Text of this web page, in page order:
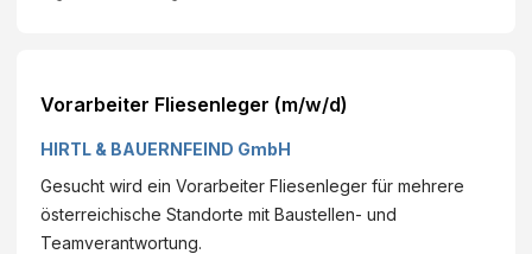
Vorarbeiter Fliesenleger (m/w/d)
HIRTL & BAUERNFEIND GmbH
Gesucht wird ein Vorarbeiter Fliesenleger für mehrere
österreichische Standorte mit Baustellen- und
Teamverantwortung.